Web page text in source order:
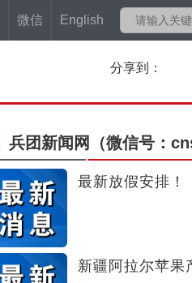
微信 English
分享到：
兵团新闻网 （微信号：
最新放假安排！
新疆阿拉尔苹果